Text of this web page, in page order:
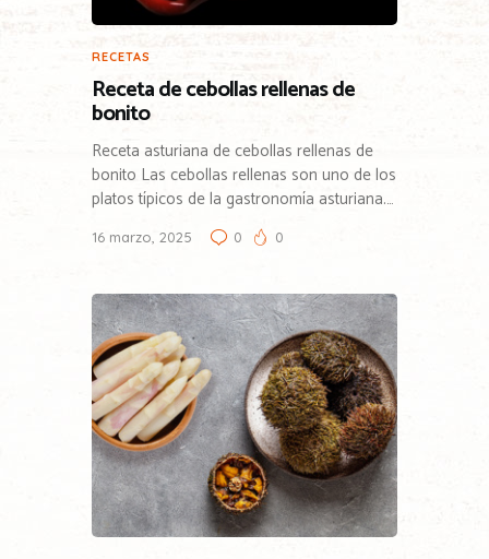
RECETAS
Receta de cebollas rellenas de
bonito
Receta asturiana de cebollas rellenas de
bonito Las cebollas rellenas son uno de los
platos típicos de la gastronomía asturiana.…
16 marzo, 2025 0 0